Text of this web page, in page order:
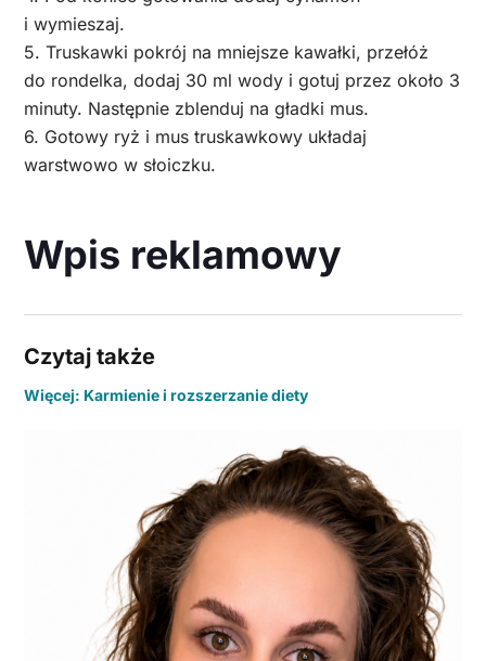
i wymieszaj.
5. Truskawki pokrój na mniejsze kawałki, przełóż
do rondelka, dodaj 30 ml wody i gotuj przez około 3
minuty. Następnie zblenduj na gładki mus.
6. Gotowy ryż i mus truskawkowy układaj
warstwowo w słoiczku.
Wpis reklamowy
Czytaj także
Więcej: Karmienie i rozszerzanie diety